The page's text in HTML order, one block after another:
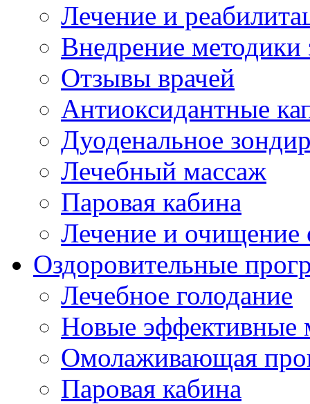
Лечение и
Внедрение методики
Отзывы врачей
Антиоксидантные
Дуоденальное
Лечебный массаж
Паровая кабина
Лечение и очищение
Оздоровительные
Лечебное голодание
Новые эффективные
Омолаживающая
Паровая кабина